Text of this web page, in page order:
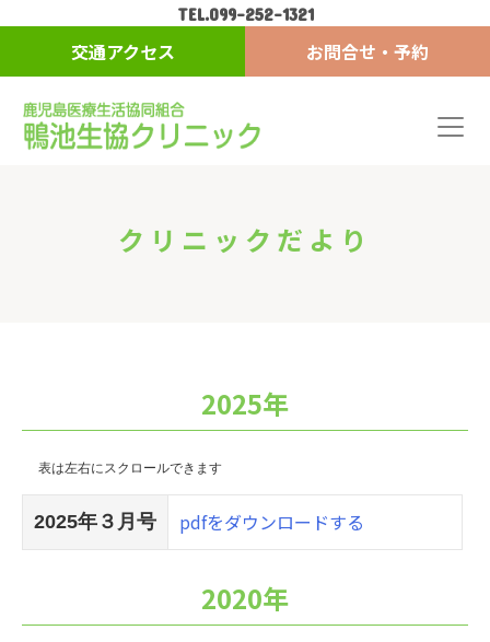
TEL.099-252-1321
交通アクセス お問合せ・予約
クリニックだより
2025年
2025年３月号 pdfをダウンロードする
2020年